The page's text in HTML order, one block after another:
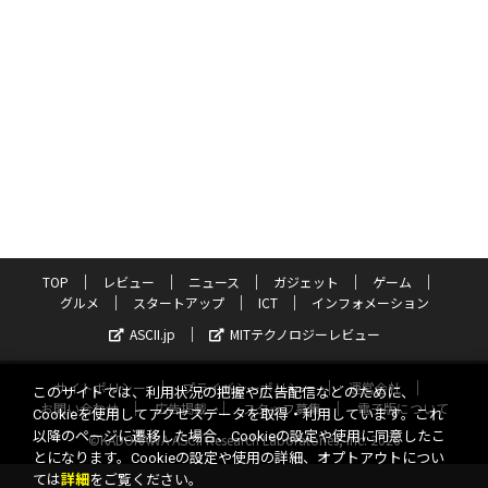
TOP レビュー ニュース ガジェット
ゲーム
グルメ
スタートアップ ICT
インフォメーション
ASCII.jp
MITテクノロジーレビュー
サイトポリシー プライバシーポリシー
運営会社
お問い合わせ
広告掲載 スタッフ募集
電子版について
©KADOKAWA ASCII Research Laboratories, Inc. 2026
このサイトでは、利用状況の把握や広告配信などのために、
Cookieを使用してアクセスデータを取得・利用しています。これ
以降のページに遷移した場合、Cookieの設定や使用に同意したこ
とになります。Cookieの設定や使用の詳細、オプトアウトについ
ては詳細 をご覧ください。